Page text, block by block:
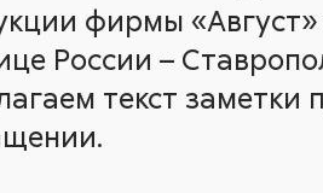
фирмы
России –
текст заметки